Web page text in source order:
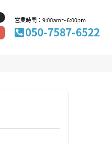
営業時間：9:00am～6:00pm
050-7587-6522